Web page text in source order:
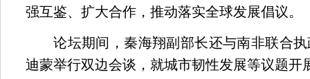
强互鉴、扩大合作，推动落实全球发展倡议。
论坛期间，秦海翔副部长还与南非联合执
迪蒙举行双边会谈，就城市韧性发展等议题开